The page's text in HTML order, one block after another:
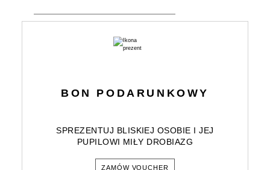
BON PODARUNKOWY
SPREZENTUJ BLISKIEJ OSOBIE I JEJ
PUPILOWI MIŁY DROBIAZG
ZAMÓW VOUCHER